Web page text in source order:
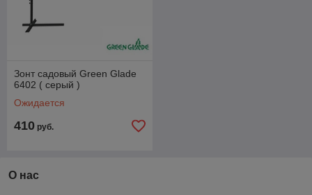
Зонт садовый Green Glade
6402 ( серый )
Ожидается
410 руб.
О нас